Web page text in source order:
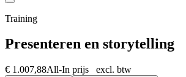
Training
Presenteren en storytelling
€ 1.007,88All-In prijs excl. btw